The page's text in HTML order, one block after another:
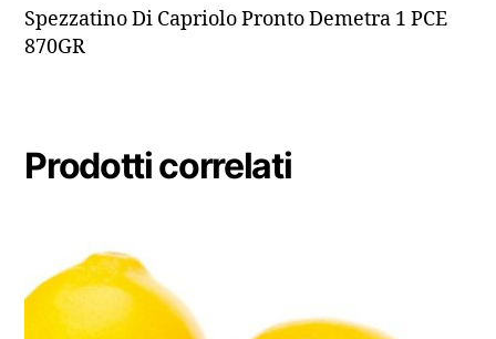
Spezzatino Di Capriolo Pronto Demetra 1 PCE
870GR
Prodotti correlati